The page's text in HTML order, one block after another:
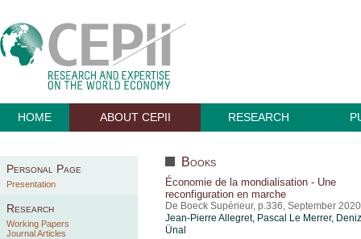
HOME ABOUT CEPII RESEARCH
Personal Page
Presentation
Research
Working Papers
Journal Articles
Books
Économie de la mondialisation - Une
reconfiguration en marche
De Boeck Supérieur, p.336, September 2020
Jean-Pierre Allegret, Pascal Le Merrer, Deniz
Ünal